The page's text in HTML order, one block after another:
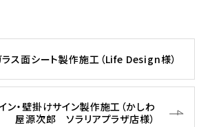
ス面シート製作施工（Life Design様）
ン・壁掛けサイン製作施工（かしわ
屋源次郎 ソラリアプラザ店様）